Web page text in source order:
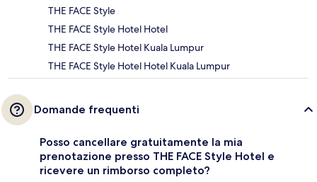
THE FACE Style
THE FACE Style Hotel Hotel
THE FACE Style Hotel Kuala Lumpur
THE FACE Style Hotel Hotel Kuala Lumpur
Domande frequenti
Posso cancellare gratuitamente la mia
prenotazione presso THE FACE Style Hotel e
ricevere un rimborso completo?